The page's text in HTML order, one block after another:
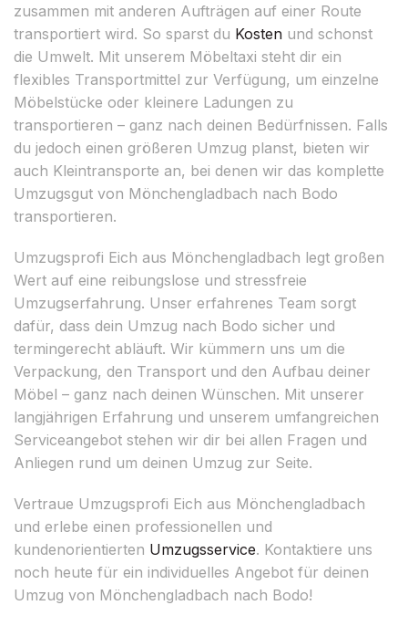
zusammen mit anderen Aufträgen auf einer Route
transportiert wird. So sparst du Kosten und schonst
die Umwelt. Mit unserem Möbeltaxi steht dir ein
flexibles Transportmittel zur Verfügung, um einzelne
Möbelstücke oder kleinere Ladungen zu
transportieren – ganz nach deinen Bedürfnissen. Falls
du jedoch einen größeren Umzug planst, bieten wir
auch Kleintransporte an, bei denen wir das komplette
Umzugsgut von Mönchengladbach nach Bodo
transportieren.
Umzugsprofi Eich aus Mönchengladbach legt großen
Wert auf eine reibungslose und stressfreie
Umzugserfahrung. Unser erfahrenes Team sorgt
dafür, dass dein Umzug nach Bodo sicher und
termingerecht abläuft. Wir kümmern uns um die
Verpackung, den Transport und den Aufbau deiner
Möbel – ganz nach deinen Wünschen. Mit unserer
langjährigen Erfahrung und unserem umfangreichen
Serviceangebot stehen wir dir bei allen Fragen und
Anliegen rund um deinen Umzug zur Seite.
Vertraue Umzugsprofi Eich aus Mönchengladbach
und erlebe einen professionellen und
kundenorientierten Umzugsservice. Kontaktiere uns
noch heute für ein individuelles Angebot für deinen
Umzug von Mönchengladbach nach Bodo!